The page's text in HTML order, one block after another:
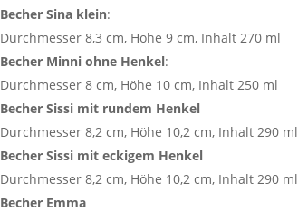
Becher Sina klein:
Durchmesser 8,3 cm, Höhe 9 cm, Inhalt 270 ml
Becher Minni ohne Henkel:
Durchmesser 8 cm, Höhe 10 cm, Inhalt 250 ml
Becher Sissi mit rundem Henkel
Durchmesser 8,2 cm, Höhe 10,2 cm, Inhalt 290 ml
Becher Sissi mit eckigem Henkel
Durchmesser 8,2 cm, Höhe 10,2 cm, Inhalt 290 ml
Becher Emma